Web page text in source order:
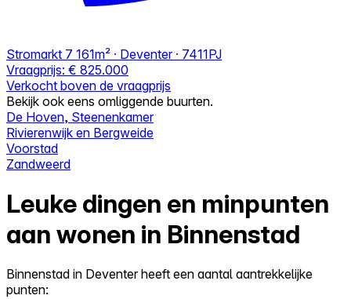
Stromarkt 7 161m² · Deventer · 7411PJ
Vraagprijs: € 825.000
Verkocht boven de vraagprijs
Bekijk ook eens omliggende buurten.
De Hoven, Steenenkamer
Rivierenwijk en Bergweide
Voorstad
Zandweerd
Leuke dingen en minpunten
aan wonen in Binnenstad
Binnenstad in Deventer heeft een aantal aantrekkelijke
punten: